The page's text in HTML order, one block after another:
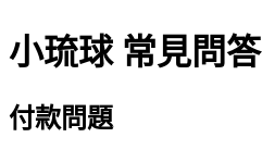
小琉球 常見問答
付款問題